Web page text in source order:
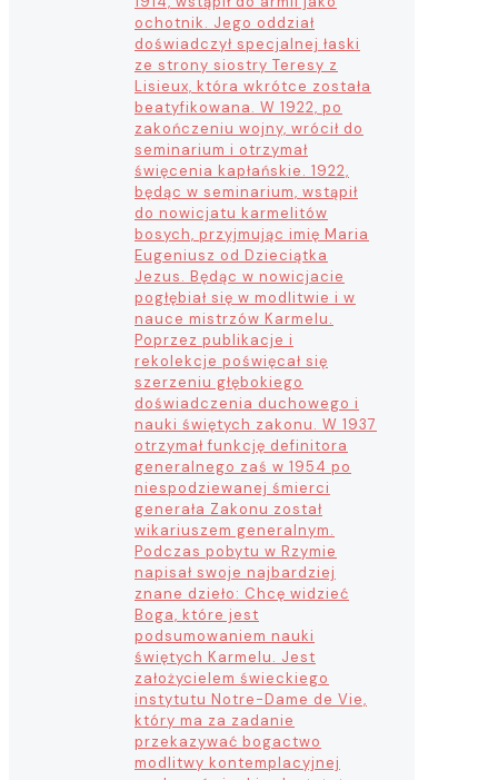
ochotnik. Jego oddział
doświadczył specjalnej łaski
ze strony siostry Teresy z
Lisieux, która wkrótce została
beatyfikowana. W 1922, po
zakończeniu wojny, wrócił do
seminarium i otrzymał
święcenia kapłańskie. 1922,
będąc w seminarium, wstąpił
do nowicjatu karmelitów
bosych, przyjmując imię Maria
Eugeniusz od Dzieciątka
Jezus. Będąc w nowicjacie
pogłębiał się w modlitwie i w
nauce mistrzów Karmelu.
Poprzez publikacje i
rekolekcje poświęcał się
szerzeniu głębokiego
doświadczenia duchowego i
nauki świętych zakonu. W 1937
otrzymał funkcję definitora
generalnego zaś w 1954 po
niespodziewanej śmierci
generała Zakonu został
wikariuszem generalnym.
Podczas pobytu w Rzymie
napisał swoje najbardziej
znane dzieło: Chcę widzieć
Boga, które jest
podsumowaniem nauki
świętych Karmelu. Jest
założycielem świeckiego
instytutu Notre-Dame de Vie,
który ma za zadanie
przekazywać bogactwo
modlitwy kontemplacyjnej